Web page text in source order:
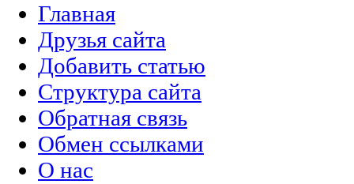
Главная
Друзья сайта
Добавить статью
Структура сайта
Обратная связь
Обмен ссылками
О нас